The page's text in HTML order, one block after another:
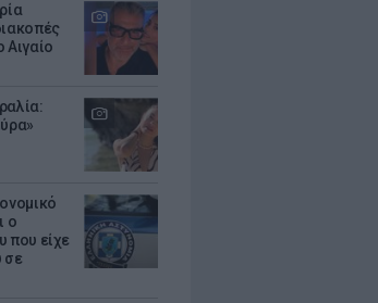
ο
που είχε
σε